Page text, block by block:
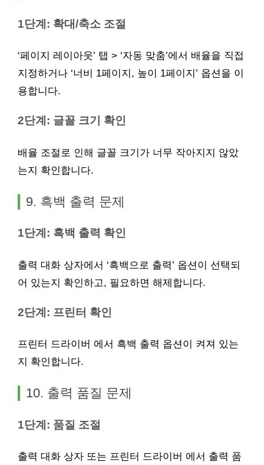
1단계: 확대/축소 조절
‘페이지 레이아웃’ 탭 > ‘자동 맞춤’에서 배율을 직접
지정하거나 ‘너비 1페이지, 높이 1페이지’ 옵션을 이
용합니다.
2단계: 글꼴 크기 확인
배율 조절로 인해 글꼴 크기가 너무 작아지지 않았
는지 확인합니다.
9. 흑백 출력 문제
1단계: 흑백 출력 확인
출력 대화 상자에서 ‘흑백으로 출력’ 옵션이 선택되
어 있는지 확인하고, 필요하면 해제합니다.
2단계: 프린터 확인
프린터 드라이버 에서 흑백 출력 옵션이 켜져 있는
지 확인합니다.
10. 출력 품질 문제
1단계: 품질 조절
출력 대화 상자 또는 프린터 드라이버 에서 출력 품